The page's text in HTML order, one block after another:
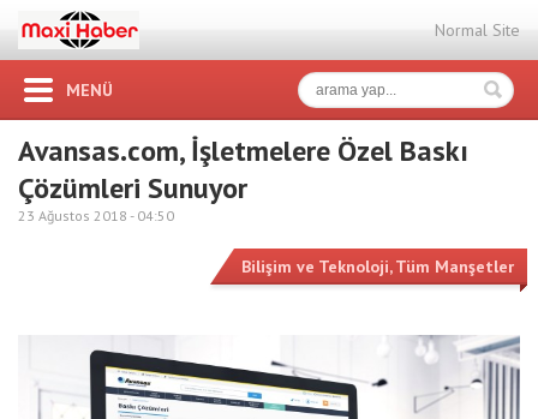
Normal Site
MENÜ
Avansas.com, İşletmelere Özel Baskı
Çözümleri Sunuyor
23 Ağustos 2018 - 04:50
Bilişim ve Teknoloji,Tüm Manşetler